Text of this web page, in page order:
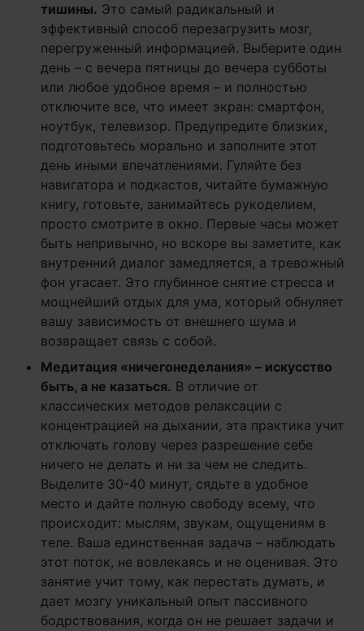
тишины. Это самый радикальный и
эффективный способ перезагрузить мозг,
перегруженный информацией. Выберите один
день – с вечера пятницы до вечера субботы
или любое удобное время – и полностью
отключите все, что имеет экран: смартфон,
ноутбук, телевизор. Предупредите близких,
подготовьтесь морально и заполните этот
день иными впечатлениями. Гуляйте без
навигатора и подкастов, читайте бумажную
книгу, готовьте, занимайтесь рукоделием,
просто смотрите в окно. Первые часы может
быть непривычно, но вскоре вы заметите, как
внутренний диалог замедляется, а тревожный
фон угасает. Это глубинное снятие стресса и
мощнейший отдых для ума, который обнуляет
вашу зависимость от внешнего шума и
возвращает связь с собой.
Медитация «ничегонеделания» – искусство
быть, а не казаться. В отличие от
классических методов релаксации с
концентрацией на дыхании, эта практика учит
отключать голову через разрешение себе
ничего не делать и ни за чем не следить.
Выделите 30-40 минут, сядьте в удобное
место и дайте полную свободу всему, что
происходит: мыслям, звукам, ощущениям в
теле. Ваша единственная задача – наблюдать
этот поток, не вовлекаясь и не оценивая. Это
занятие учит тому, как перестать думать, и
дает мозгу уникальный опыт пассивного
бодрствования, когда он не решает задачи и